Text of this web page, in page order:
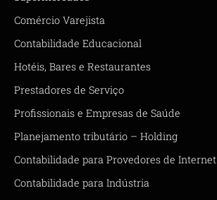
Comércio Varejista
Contabilidade Educacional
Hotéis, Bares e Restaurantes
Prestadores de Serviço
Profissionais e Empresas de Saúde
Planejamento tributário – Holding
Contabilidade para Provedores de Internet
Contabilidade para Indústria